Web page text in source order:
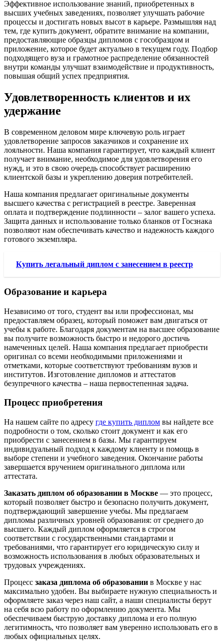
Эффективное использование знаний, приобретенных в
высших учебных заведениях, позволяет улучшать рабочие
процессы и достигать новых высот в карьере. Размышляя над
тем, где купить документ, обратите внимание на компании,
предоставляющие образцы дипломов с гособразцом и
приложение, которое будет актуально в текущем году. Подбор
подходящего вуза и грамотное распределение обязанностей
внутри команды улучшат взаимодействие и продуктивность,
повышая общий успех предприятия.
Удовлетворенность клиентов и их
удержание
В современном деловом мире ключевую роль играет
удовлетворение запросов заказчиков и сохранение их
лояльности. Наша компания гарантирует, что каждый клиент
получает внимание, необходимое для удовлетворения его
нужд, и это в свою очередь способствует расширению
клиентской базы и укреплению доверия потребителей.
Наша компания предлагает оригинальные документы
высшего качества с регистрацией в реестре. Заверенная
оплата и подтверждение подлинности – залог вашего успеха.
Защита данных и использование только бланков от Госзнака
позволяют нам обеспечивать качество и надежность каждого
готового экземпляра.
Купить легальный диплом с занесением в реестр
Образование и карьера
Независимо от того, студент вы или профессионал, мы
предоставляем образец, который поможет вам двигаться от
учебы к работе. Благодаря документам на высшее образование
вы получите возможность быстро и недорого достичь
намеченных целей. Наша компания предлагает приобрести
оригинал со всеми необходимыми приложениями и
отметками, которые соответствуют требованиям вузов и
институтов. Изготовление дипломов и аттестатов
безупречного качества – наша первостепенная задача.
Процесс приобретения
На нашем сайте по адресу где купить диплом вы найдете все
подробности о том, сколько стоит документ и как его
приобрести с занесением в базы. Мы гарантируем
индивидуальный подход к каждому клиенту и помощь в
выборе степени и учебного заведения. Окончание работы
завершается вручением оригинального диплома или
аттестата.
Заказать диплом об образовании в Москве — это процесс,
который позволяет быстро и безопасно получить документ,
подтверждающий завершение учебы. Мы предлагаем
дипломы различных уровней образования: от среднего до
высшего. Каждый диплом оформляется в строгом
соответствии с государственными стандартами и
требованиями, что гарантирует его юридическую силу и
возможность использования в любых образовательных и
трудовых учреждениях.
Процесс заказа диплома об образовании в Москве у нас
максимально удобен. Вы выбираете нужную специальность и
оформляете заказ через наш сайт, а наши специалисты берут
на себя всю работу по оформлению документа. Мы
обеспечиваем быструю доставку диплома и его полную
легитимность, что позволяет вам уверенно использовать его в
любых официальных целях.